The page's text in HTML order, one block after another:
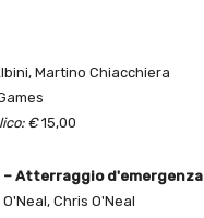
Martino Chiacchiera
€15,00
– Atterraggio d'emergenza
Chris O'Neal